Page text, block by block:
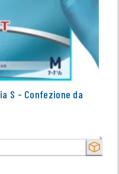
SECCO
S - Confezione da